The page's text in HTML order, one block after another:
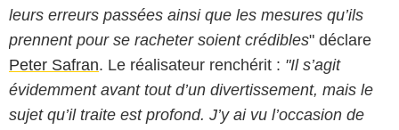
leurs erreurs passées ainsi que les mesures qu’ils
prennent pour se racheter soient crédibles" déclare
Peter Safran. Le réalisateur renchérit : "Il s’agit
évidemment avant tout d’un divertissement, mais le
sujet qu’il traite est profond. J’y ai vu l’occasion de